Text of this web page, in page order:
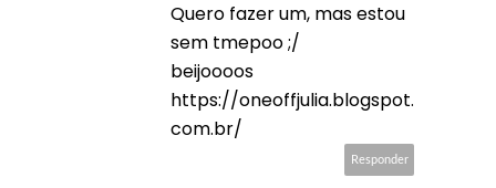
Quero fazer um, mas estou
sem tmepoo ;/
beijoooos
https://oneoffjulia.blogspot.
com.br/
Responder